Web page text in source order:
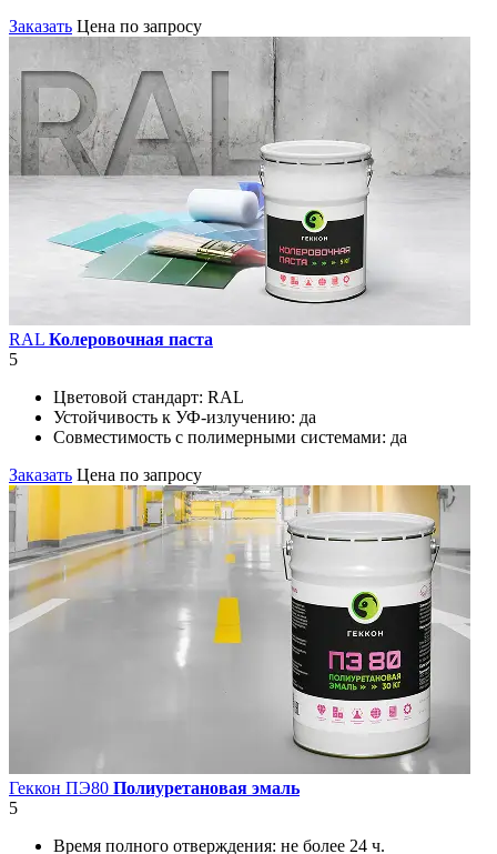
Заказать Цена по запросу
RAL Колеровочная паста
5
Цветовой стандарт: RAL
Устойчивость к УФ-излучению: да
Совместимость с полимерными системами: да
Заказать Цена по запросу
Геккон ПЭ80 Полиуретановая эмаль
5
Время полного отверждения: не более 24 ч.